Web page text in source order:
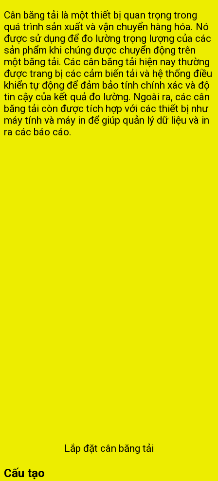
Cân băng tải là một thiết bị quan trọng trong
quá trình sản xuất và vận chuyển hàng hóa. Nó
được sử dụng để đo lường trọng lượng của các
sản phẩm khi chúng được chuyển động trên
một băng tải. Các cân băng tải hiện nay thường
được trang bị các cảm biến tải và hệ thống điều
khiển tự động để đảm bảo tính chính xác và độ
tin cậy của kết quả đo lường. Ngoài ra, các cân
băng tải còn được tích hợp với các thiết bị như
máy tính và máy in để giúp quản lý dữ liệu và in
ra các báo cáo.
Lắp đặt cân băng tải
Cấu tạo